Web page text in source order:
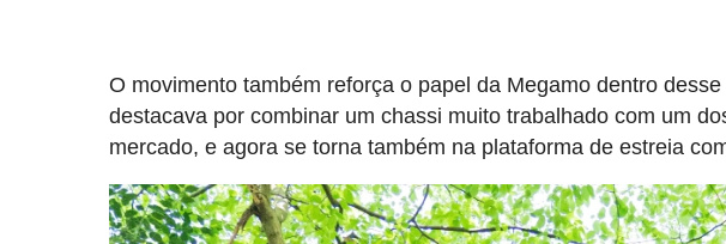
O movimento também reforça o papel da Megamo dentro
destacava por combinar um chassi muito trabalhado com um
mercado, e agora se torna também na plataforma de estreia